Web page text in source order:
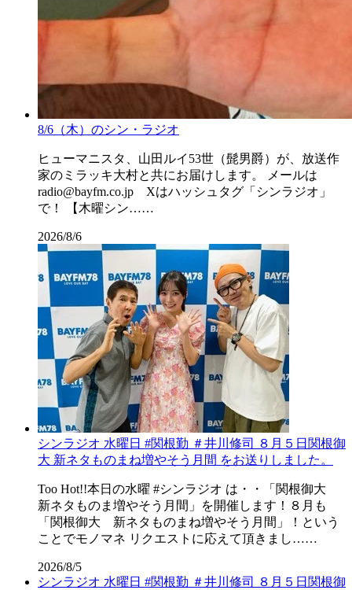
8/6（木）のシン・ラジオ
ヒューマニスタ、山田ルイ53世（髭男爵）が、放送作
家のミラッキ大村と共にお届けします。 メールは
radio@bayfm.co.jp Xはハッシュタグ「シンラジオ」
で！ 【木曜シン……
2026/8/6
シンラジオ 水曜日 #関根勤 ＃井川修司 ８月５日関根御
大 新ネタものまね増やそう月間 をお送りしました。
Too Hot!!本日の水曜 #シンラジオ は・・「関根御大
新ネタものま増やそう月間」を開催します！８月も
「関根御大 新ネタものまね増やそう月間」！という
ことでモノマネ リクエストに応えて頂きまし……
2026/8/5
シンラジオ 水曜日 #関根勤 ＃井川修司 ８月５日関根御